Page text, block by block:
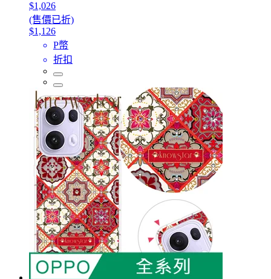
$1,026
(售價已折)
$1,126
P幣
折扣